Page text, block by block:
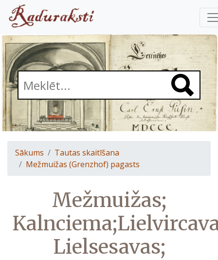
Sākums
Tautas skaitīšana
Mežmuižas (Grenzhof) pagasts
Mežmuižas;
Lielsesavas;